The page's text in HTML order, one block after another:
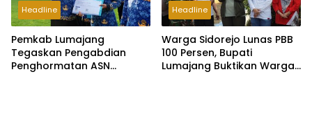
Headline
Pemkab Lumajang
Tegaskan Pengabdian
Penghormatan ASN
Headline
Warga Sidorejo Lunas PBB
100 Persen, Bupati
Lumajang Buktikan Warga